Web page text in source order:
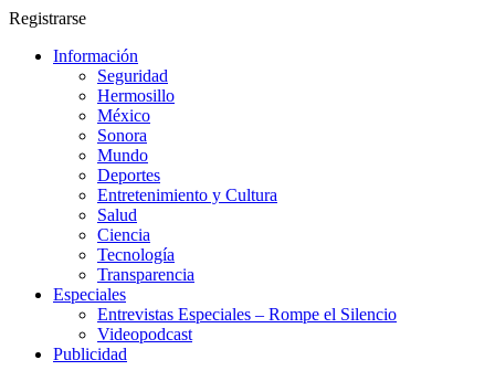
Registrarse
Información
Seguridad
Hermosillo
México
Sonora
Mundo
Deportes
Entretenimiento y Cultura
Salud
Ciencia
Tecnología
Transparencia
Especiales
Entrevistas Especiales – Rompe el Silencio
Videopodcast
Publicidad